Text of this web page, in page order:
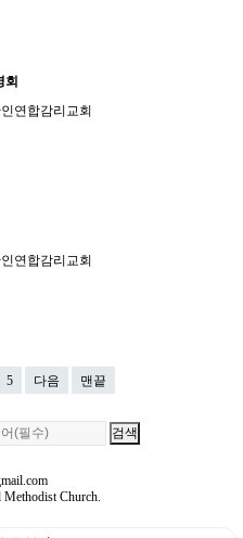
회
연합감리교회
연합감리교회
5 다음 맨끝
Church.